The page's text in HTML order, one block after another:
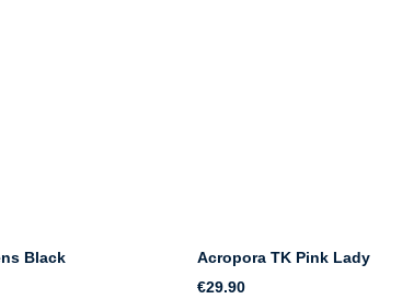
Black
Acropora TK Pink Lady
€29.90